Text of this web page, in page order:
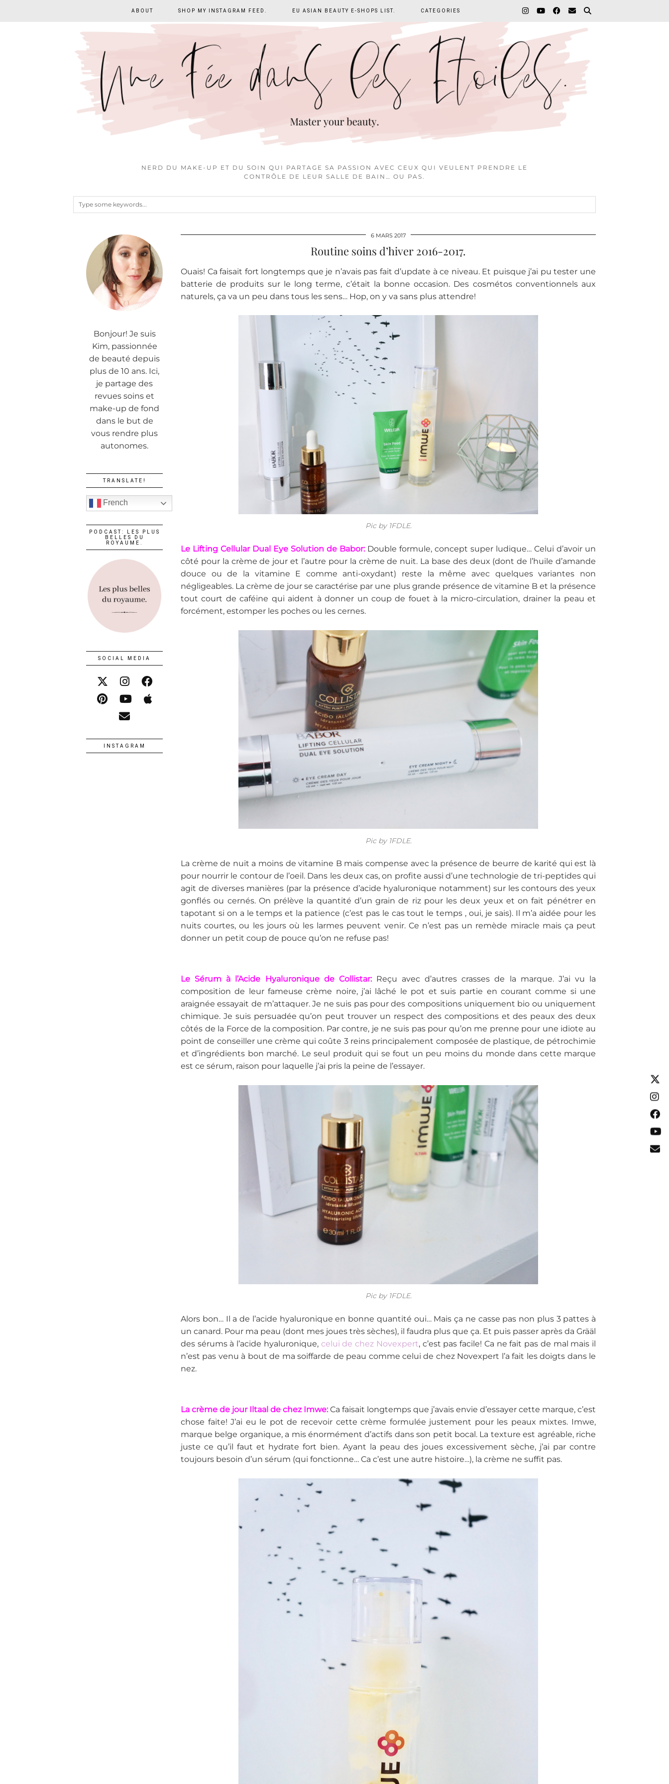
NERD DU MAKE-UP ET DU SOIN QUI PARTAGE SA PASSION AVEC CEUX QUI VEULENT PRENDRE LE
CONTRÔLE DE LEUR SALLE DE BAIN… OU PAS.
ABOUT SHOP MY INSTAGRAM FEED. EU ASIAN BEAUTY E-SHOPS LIST. CATEGORIES
6 MARS 2017
Routine soins d’hiver 2016-2017.
Ouais! Ca faisait fort longtemps que je n’avais pas fait d’update à ce niveau. Et puisque j’ai pu tester une
batterie de produits sur le long terme, c’était la bonne occasion. Des cosmétos conventionnels aux
naturels, ça va un peu dans tous les sens… Hop, on y va sans plus attendre!
Pic by 1FDLE.
Le Lifting Cellular Dual Eye Solution de Babor:Double formule, concept super ludique… Celui d’avoir un
côté pour la crème de jour et l’autre pour la crème de nuit. La base des deux (dont de l’huile d’amande
douce ou de la vitamine E comme anti-oxydant) reste la même avec quelques variantes non
négligeables. La crème de jour se caractérise par une plus grande présence de vitamine B et la présence
tout court de caféine qui aident à donner un coup de fouet à la micro-circulation, drainer la peau et
forcément, estomper les poches ou les cernes.
Pic by 1FDLE.
La crème de nuit a moins de vitamine B mais compense avec la présence de beurre de karité qui est là
pour nourrir le contour de l’oeil. Dans les deux cas, on profite aussi d’une technologie de tri-peptides qui
agit de diverses manières (par la présence d’acide hyaluronique notamment) sur les contours des yeux
gonflés ou cernés. On prélève la quantité d’un grain de riz pour les deux yeux et on fait pénétrer en
tapotant si on a le temps et la patience (c’est pas le cas tout le temps , oui, je sais). Il m’a aidée pour les
nuits courtes, ou les jours où les larmes peuvent venir. Ce n’est pas un remède miracle mais ça peut
donner un petit coup de pouce qu’on ne refuse pas!
Le Sérum à l’Acide Hyaluronique de Collistar:Reçu avec d’autres crasses de la marque. J’ai vu la
composition de leur fameuse crème noire, j’ai lâché le pot et suis partie en courant comme si une
araignée essayait de m’attaquer. Je ne suis pas pour des compositions uniquement bio ou uniquement
chimique. Je suis persuadée qu’on peut trouver un respect des compositions et des peaux des deux
côtés de la Force de la composition. Par contre, je ne suis pas pour qu’on me prenne pour une idiote au
point de conseiller une crème qui coûte 3 reins principalement composée de plastique, de pétrochimie
et d’ingrédients bon marché. Le seul produit qui se fout un peu moins du monde dans cette marque
est ce sérum, raison pour laquelle j’ai pris la peine de l’essayer.
Pic by 1FDLE.
Alors bon… Il a de l’acide hyaluronique en bonne quantité oui… Mais ça ne casse pas non plus 3 pattes à
un canard. Pour ma peau (dont mes joues très sèches), il faudra plus que ça. Et puis passer après da Grääl
des sérums à l’acide hyaluronique, celui de chez Novexpert, c’est pas facile! Ca ne fait pas de mal mais il
n’est pas venu à bout de ma soiffarde de peau comme celui de chez Novexpert l’a fait les doigts dans le
nez.
La crème de jour Iltaal de chez Imwe:Ca faisait longtemps que j’avais envie d’essayer cette marque, c’est
chose faite! J’ai eu le pot de recevoir cette crème formulée justement pour les peaux mixtes. Imwe,
marque belge organique, a mis énormément d’actifs dans son petit bocal. La texture est agréable, riche
juste ce qu’il faut et hydrate fort bien. Ayant la peau des joues excessivement sèche, j’ai par contre
toujours besoin d’un sérum (qui fonctionne… Ca c’est une autre histoire…), la crème ne suffit pas.
Bonjour! Je suis
Kim, passionnée
de beauté depuis
plus de 10 ans. Ici,
je partage des
revues soins et
make-up de fond
dans le but de
vous rendre plus
autonomes.
TRANSLATE!
French
PODCAST: LES PLUS
BELLES DU
ROYAUME.
SOCIAL MEDIA
INSTAGRAM